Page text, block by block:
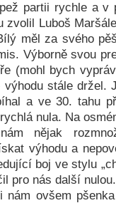
partii rychle a v
zvolil Luboš
měl za svého
Výborně svou
(mohl bych
výhodu stále držel.
a ve 30. tahu
nula. Na
nějak
výhodu a
boj ve stylu
pro nás další nulou.
nám ovšem